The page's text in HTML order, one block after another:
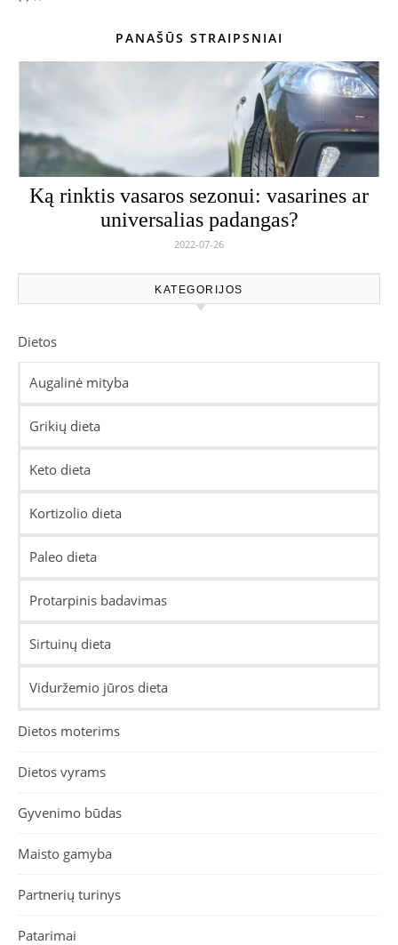
PANAŠŪS STRAIPSNIAI
Ką rinktis vasaros sezonui: vasarines ar
universalias padangas?
2022-07-26
KATEGORIJOS
Dietos
Augalinė mityba
Grikių dieta
Keto dieta
Kortizolio dieta
Paleo dieta
Protarpinis badavimas
Sirtuinų dieta
Viduržemio jūros dieta
Dietos moterims
Dietos vyrams
Gyvenimo būdas
Maisto gamyba
Partnerių turinys
Patarimai